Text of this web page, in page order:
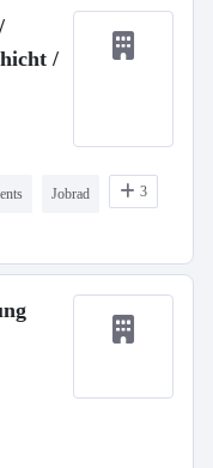
/
Jobrad 3